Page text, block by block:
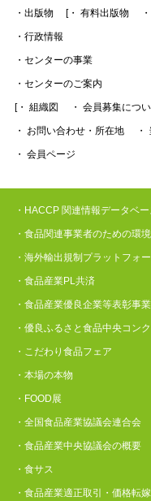
・出版物 [・ 有料出版物
・行政情報
・センターの事業
・センターのご案内
[・ 組織図 ・ 会員募集につ
・ お問い合わせ・所在地
・ 会員ページ
・HACCP 関連情報データベー
・食品関連事業者のための環
・海外輸出規制プラットフォ
・食品産業PL共済
・食品産業優良企業等表彰事業
・優良ふるさと食品中央コン
・こだわり食品フェア
・本場の本物
・FOOD展
・全国食品産業協議会連合会
・食品産業中央協議会の概要
・食サス
・食品産業適正取引・価格転